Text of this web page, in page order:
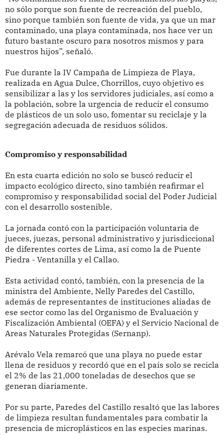
no sólo porque son fuente de recreación del pueblo,
sino porque también son fuente de vida, ya que un mar
contaminado, una playa contaminada, nos hace ver un
futuro bastante oscuro para nosotros mismos y para
nuestros hijos”, señaló.
Fue durante la IV Campaña de Limpieza de Playa,
realizada en Agua Dulce, Chorrillos, cuyo objetivo es
sensibilizar a las y los servidores judiciales, así como a
la población, sobre la urgencia de reducir el consumo
de plásticos de un solo uso, fomentar su reciclaje y la
segregación adecuada de residuos sólidos.
Compromiso y responsabilidad
En esta cuarta edición no solo se buscó reducir el
impacto ecológico directo, sino también reafirmar el
compromiso y responsabilidad social del Poder Judicial
con el desarrollo sostenible.
La jornada contó con la participación voluntaria de
jueces, juezas, personal administrativo y jurisdiccional
de diferentes cortes de Lima, así como la de Puente
Piedra - Ventanilla y el Callao.
Esta actividad contó, también, con la presencia de la
ministra del Ambiente, Nelly Paredes del Castillo,
además de representantes de instituciones aliadas de
ese sector como las del Organismo de Evaluación y
Fiscalización Ambiental (OEFA) y el Servicio Nacional de
Areas Naturales Protegidas (Sernanp).
Arévalo Vela remarcó que una playa no puede estar
llena de residuos y recordó que en el país solo se recicla
el 2% de las 21,000 toneladas de desechos que se
generan diariamente.
Por su parte, Paredes del Castillo resaltó que las labores
de limpieza resultan fundamentales para combatir la
presencia de microplásticos en las especies marinas.